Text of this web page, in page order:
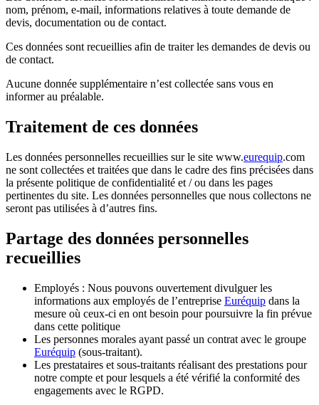
nom, prénom, e-mail, informations relatives à toute demande de
devis, documentation ou de contact.
Ces données sont recueillies afin de traiter les demandes de devis ou
de contact.
Aucune donnée supplémentaire n’est collectée sans vous en
informer au préalable.
Traitement de ces données
Les données personnelles recueillies sur le site www.eurequip.com
ne sont collectées et traitées que dans le cadre des fins précisées dans
la présente politique de confidentialité et / ou dans les pages
pertinentes du site. Les données personnelles que nous collectons ne
seront pas utilisées à d’autres fins.
Partage des données personnelles
recueillies
Employés : Nous pouvons ouvertement divulguer les
informations aux employés de l’entreprise Euréquip dans la
mesure où ceux-ci en ont besoin pour poursuivre la fin prévue
dans cette politique
Les personnes morales ayant passé un contrat avec le groupe
Euréquip (sous-traitant).
Les prestataires et sous-traitants réalisant des prestations pour
notre compte et pour lesquels a été vérifié la conformité des
engagements avec le RGPD.